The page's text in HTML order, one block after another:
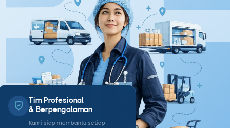
Tim Profesional
& Berpengalaman
Kami siap membantu setiap